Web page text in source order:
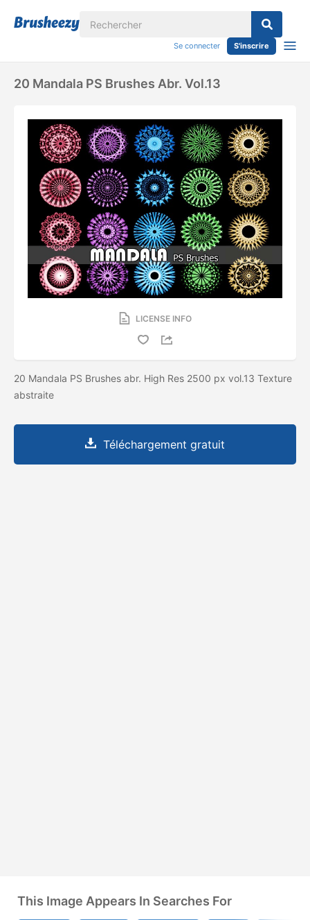
Se connecter S'inscrire
20 Mandala PS Brushes Abr. Vol.13
LICENSE INFO
20 Mandala PS Brushes abr. High Res 2500 px vol.13 Texture
abstraite
Téléchargement gratuit
This Image Appears In Searches For